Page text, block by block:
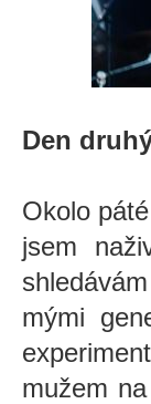
Den
Okolo
jsem
mými
mužem